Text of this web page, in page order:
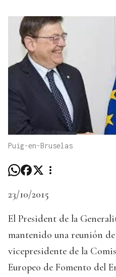
Puig-en-Bruselas
23/10/2015
El President de la
mantenido una reunión
vicepresidente de la
Europeo de Fomento del